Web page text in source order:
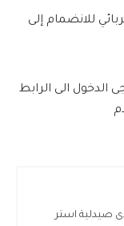
للانضمام إلى
الى الرابط
صيدلية استر